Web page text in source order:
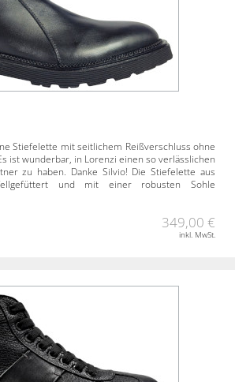
Stiefelette mit seitlichem Reißverschluss ohne
ist wunderbar, in Lorenzi einen so verlässlichen
zu haben. Danke Silvio! Die Stiefelette aus
und mit einer robusten Sohle
349,00 €
inkl. MwSt.